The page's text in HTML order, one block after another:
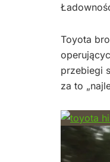
Toyota
przebiegi
za to